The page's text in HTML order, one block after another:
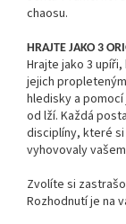
chaosu.
HRAJTE JAKO 3
Hrajte jako 3
jejich
hledisky a
od lží. Každá
disciplíny, které
vyhovovaly
Zvolíte si
Rozhodnutí je na